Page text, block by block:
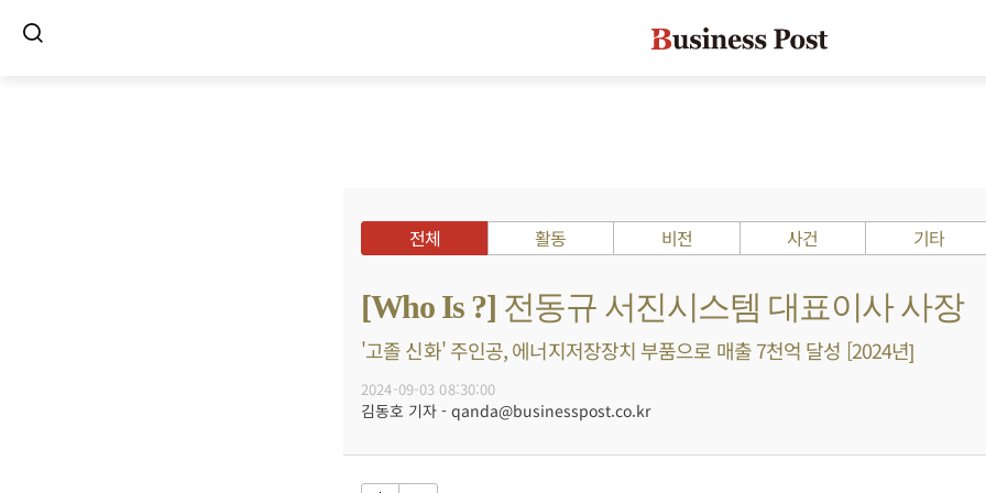
전체 활동 비전 사건 기타
[Who Is ?] 전동규 서진시스템 대표이사 사장
'고졸 신화' 주인공, 에너지저장장치 부품으로 매출 7천억 달성 [2024년]
2024-09-03 08:30:00
김동호 기자 - qanda@businesspost.co.kr